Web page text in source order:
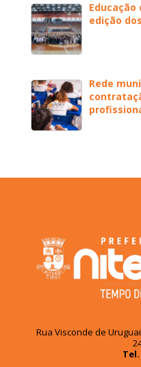
edição
Rede
Rua Visconde de
Tel.